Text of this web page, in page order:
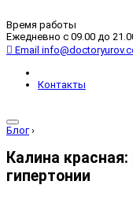
Время работы
Ежедневно с 09.00 до
Email
Контакты
Блог ›
Калина
гипертонии